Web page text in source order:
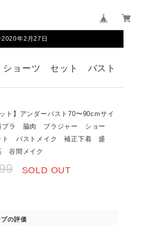
年2月27日
ショーツ セット バスト
ット】アンダーバスト70〜90cmサイ
ブラ 脇肉 ブラジャー ショー
バストメイク 補正下着 盛
谷間メイク
SOLD OUT
の評価